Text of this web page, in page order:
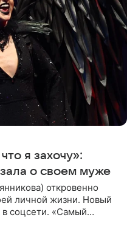
я захочу»:
о своем муже
откровенно
личной жизни. Новый
в соцсети. «Самый